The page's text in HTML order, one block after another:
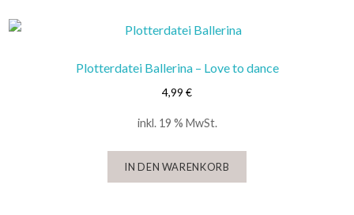
Plotterdatei Ballerina – Love to dance
4,99 €
inkl. 19 % MwSt.
IN DEN WARENKORB